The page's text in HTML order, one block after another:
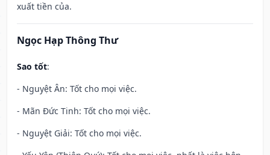
xuất tiền của.
Ngọc Hạp Thông Thư
Sao tốt:
- Nguyệt Ân: Tốt cho mọi việc.
- Mãn Đức Tinh: Tốt cho mọi việc.
- Nguyệt Giải: Tốt cho mọi việc.